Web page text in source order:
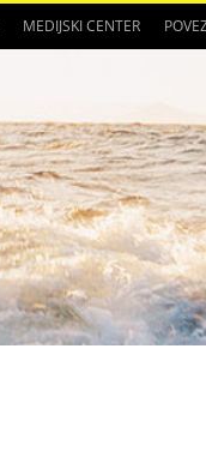
MEDIJSKI CENTER